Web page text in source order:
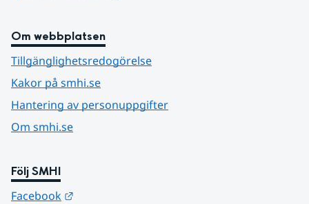
Om webbplatsen
Tillgänglighetsredogörelse
Kakor på smhi.se
Hantering av personuppgifter
Om smhi.se
Följ SMHI
Facebook